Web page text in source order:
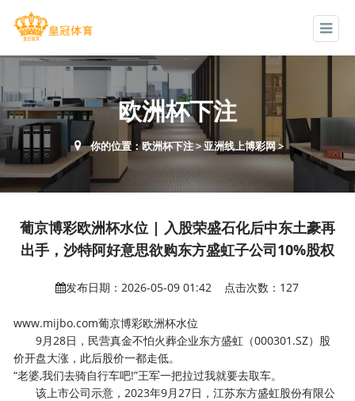
欧洲杯下注
你的位置：欧洲杯下注>亚洲线上博彩网>
葡京博彩欧洲杯水位 | 入股荣盛石化后中东土豪再
出手，沙特阿好意思欲购东方盛虹子公司10%股权
发布日期：2026-05-09 01:42 点击次数：127
www.mijbo.com葡京博彩欧洲杯水位
9月28日，民营真金不怕火葬企业东方盛虹（000301.SZ）股
价开盘大涨，此后股价一都走低。
“老婆,我们去骑自行车吧!”王军一把拉过我就要去取车。
该上市公司示意，2023年9月27日，江苏东方盛虹股份有限公